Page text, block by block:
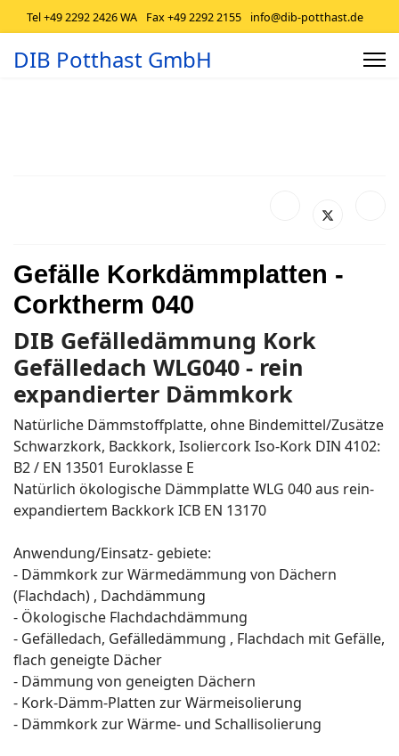
Tel +49 2292 2426 WA Fax +49 2292 2155 info@dib-potthast.de
DIB Potthast GmbH
Gefälle Korkdämmplatten -
Corktherm 040
DIB Gefälledämmung Kork
Gefälledach WLG040 - rein
expandierter Dämmkork
Natürliche Dämmstoffplatte, ohne Bindemittel/Zusätze
Schwarzkork, Backkork, Isoliercork Iso-Kork DIN 4102:
B2 / EN 13501 Euroklasse E
Natürlich ökologische Dämmplatte WLG 040 aus rein-
expandiertem Backkork ICB EN 13170
Anwendung/Einsatz- gebiete:
- Dämmkork zur Wärmedämmung von Dächern
(Flachdach) , Dachdämmung
- Ökologische Flachdachdämmung
- Gefälledach, Gefälledämmung , Flachdach mit Gefälle,
flach geneigte Dächer
- Dämmung von geneigten Dächern
- Kork-Dämm-Platten zur Wärmeisolierung
- Dämmkork zur Wärme- und Schallisolierung